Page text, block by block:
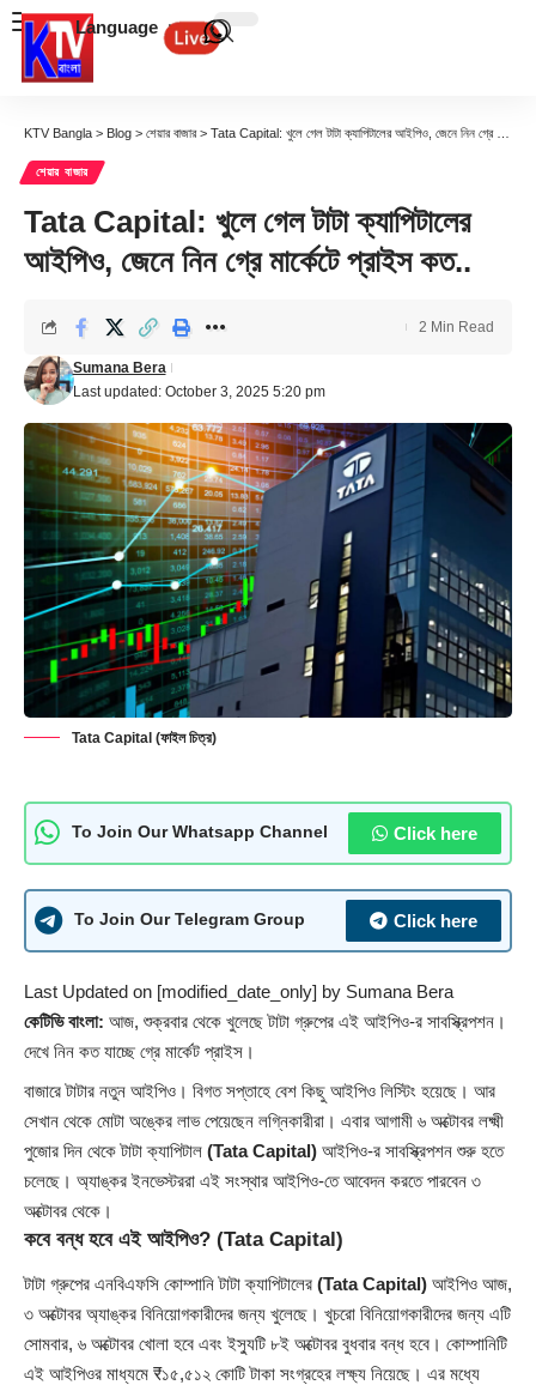
Language
KTV Bangla > Blog > শেয়ার বাজার> Tata Capital: খুলে গেল টাটা ক্যাপিটালের আইপিও, জেনে নিন গ্রে মার্কেটে প্রাইস কত..
শেয়ার বাজার
Tata Capital: খুলে গেল টাটা ক্যাপিটালের
আইপিও, জেনে নিন গ্রে মার্কেটে প্রাইস কত..
Last updated: October 3, 2025 5:20 pm
Sumana Bera
2 Min Read
Tata Capital (ফাইল চিত্র)
To Join Our Whatsapp Channel Click here
To Join Our Telegram Group Click here
Last Updated on [modified_date_only] by Sumana Bera
কেটিভি বাংলা: আজ, শুক্রবার থেকে খুলেছে টাটা গ্রুপের এই আইপিও-র সাবস্ক্রিপশন।
দেখে নিন কত যাচ্ছে গ্রে মার্কেট প্রাইস।
বাজারে টাটার নতুন আইপিও। বিগত সপ্তাহে বেশ কিছু আইপিও লিস্টিং হয়েছে। আর
সেখান থেকে মোটা অঙ্কের লাভ পেয়েছেন লগ্নিকারীরা। এবার আগামী ৬ অক্টোবর লক্ষ্মী
পুজোর দিন থেকে টাটা ক্যাপিটাল (Tata Capital) আইপিও-র সাবস্ক্রিপশন শুরু হতে
চলেছে। অ্যাঙ্কর ইনভেস্টররা এই সংস্থার আইপিও-তে আবেদন করতে পারবেন ৩
অক্টোবর থেকে।
কবে বন্ধ হবে এই আইপিও? (Tata Capital)
টাটা গ্রুপের এনবিএফসি কোম্পানি টাটা ক্যাপিটালের (Tata Capital) আইপিও আজ,
৩ অক্টোবর অ্যাঙ্কর বিনিয়োগকারীদের জন্য খুলেছে। খুচরো বিনিয়োগকারীদের জন্য এটি
সোমবার, ৬ অক্টোবর খোলা হবে এবং ইস্যুটি ৮ই অক্টোবর বুধবার বন্ধ হবে। কোম্পানিটি
এই আইপিওর মাধ্যমে ₹১৫,৫১২ কোটি টাকা সংগ্রহের লক্ষ্য নিয়েছে। এর মধ্যে